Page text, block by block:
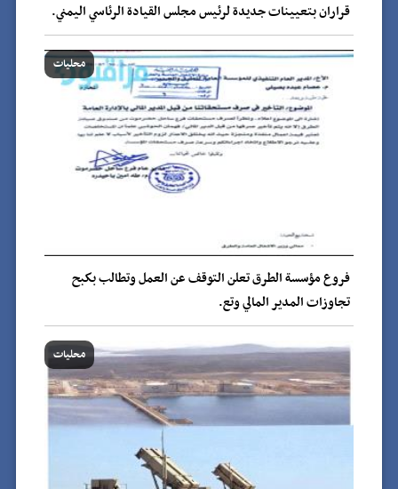
قراران بتعيينات جديدة لرئيس مجلس القيادة الرئاسي اليمني.
محليات
فروع مؤسسة الطرق تعلن التوقف عن العمل وتطالب بكبح
تجاوزات المدير المالي وتع.
محليات